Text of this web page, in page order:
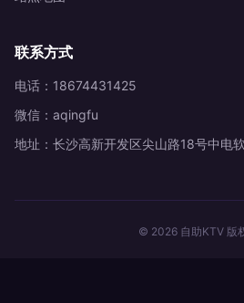
联系方式
电话：18674431425
微信：aqingfu
地址：长沙高新开发区尖山路18号中电
© 2026 自助KTV 版